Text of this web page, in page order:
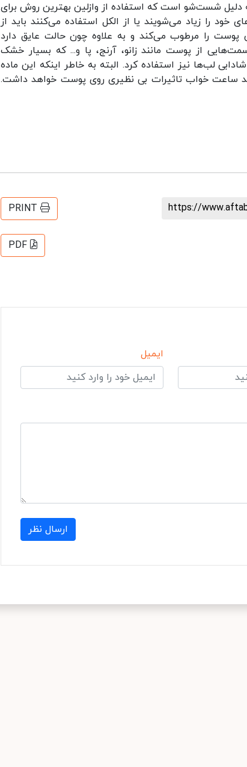
دلیل شست‌شو است که استفاده از وازلین بهترین روش برای
را زیاد می‌شویند یا از الکل استفاده می‌کنند باید از
پوست را مرطوب می‌کند و به علاوه چون حالت عایق دارد
از پوست مانند زانو، آرنج، پا و... که بسیار خشک
لب‌ها نیز استفاده کرد. البته به خاطر اینکه این ماده
خواب تاثیرات بی نظیری روی پوست خواهد داشت.
https://
PRINT
PDF
ایمیل
ارسال نظر